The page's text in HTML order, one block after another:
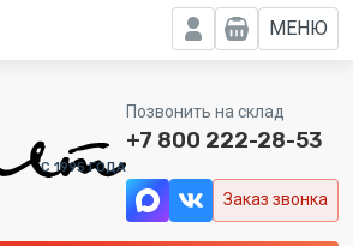
МЕНЮ
C 1995 ГОДА
Позвонить на склад
+7 800 222-28-53
Заказ звонка